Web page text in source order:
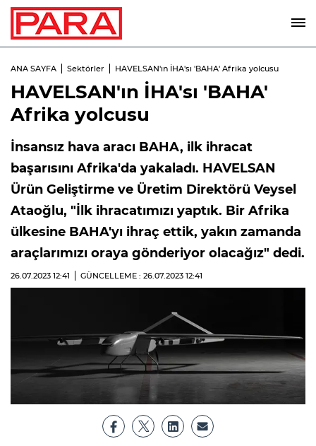
ANA SAYFA Sektörler HAVELSAN'ın İHA'sı 'BAHA' Afrika yolcusu
HAVELSAN'ın İHA'sı 'BAHA'
Afrika yolcusu
İnsansız hava aracı BAHA, ilk ihracat
başarısını Afrika'da yakaladı. HAVELSAN
Ürün Geliştirme ve Üretim Direktörü Veysel
Ataoğlu, "İlk ihracatımızı yaptık. Bir Afrika
ülkesine BAHA'yı ihraç ettik, yakın zamanda
araçlarımızı oraya gönderiyor olacağız" dedi.
26.07.2023 12:41 GÜNCELLEME : 26.07.2023 12:41